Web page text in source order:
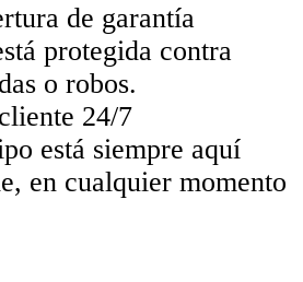
de garantía
protegida contra
o robos.
24/7
está siempre aquí
en cualquier momento